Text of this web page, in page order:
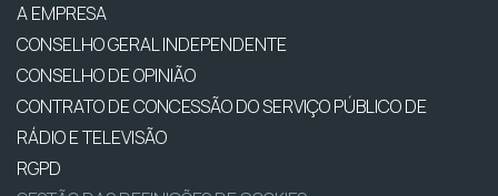
A EMPRESA
CONSELHO GERAL INDEPENDENTE
CONSELHO DE OPINIÃO
CONTRATO DE CONCESSÃO DO SERVIÇO PÚBLICO DE
RÁDIO E TELEVISÃO
RGPD